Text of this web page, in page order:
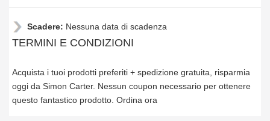
Scadere: Nessuna data di scadenza
TERMINI E CONDIZIONI
Acquista i tuoi prodotti preferiti + spedizione gratuita, risparmia
oggi da Simon Carter. Nessun coupon necessario per ottenere
questo fantastico prodotto. Ordina ora